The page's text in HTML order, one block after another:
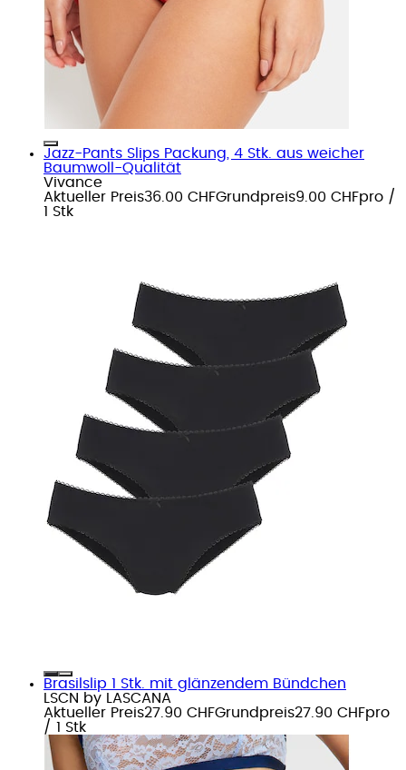
Jazz-Pants Slips Packung, 4 Stk. aus weicher
Baumwoll-Qualität
Vivance
Aktueller Preis36.00 CHFGrundpreis9.00 CHFpro /
1 Stk
Brasilslip 1 Stk. mit glänzendem Bündchen
LSCN by LASCANA
Aktueller Preis27.90 CHFGrundpreis27.90 CHFpro
/ 1 Stk